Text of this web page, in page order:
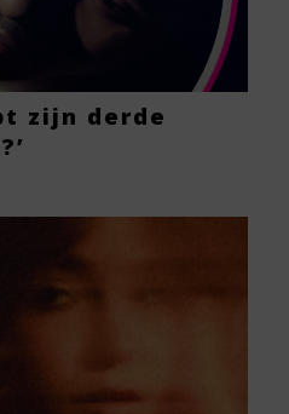
zijn derde